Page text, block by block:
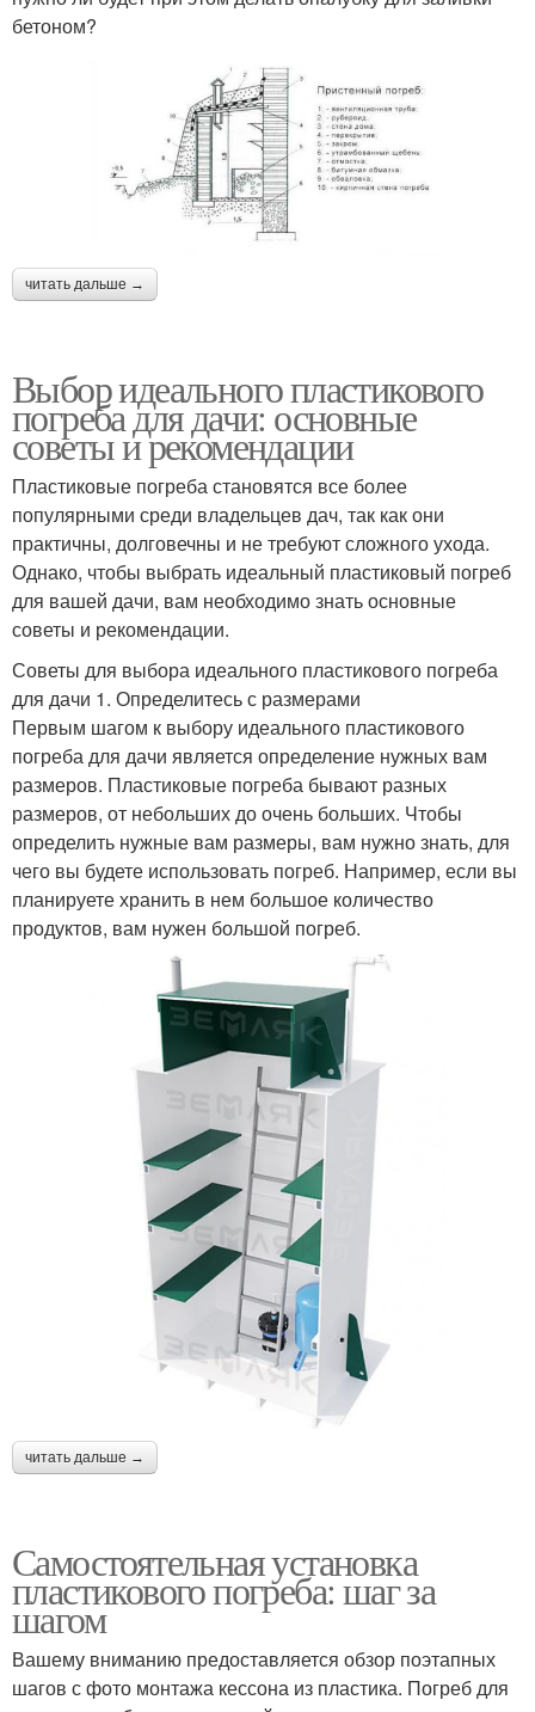
бетоном?
читать дальше →
Выбор идеального пластикового
погреба для дачи: основные
советы и рекомендации
Пластиковые погреба становятся все более
популярными среди владельцев дач, так как они
практичны, долговечны и не требуют сложного ухода.
Однако, чтобы выбрать идеальный пластиковый погреб
для вашей дачи, вам необходимо знать основные
советы и рекомендации.
Советы для выбора идеального пластикового погреба
для дачи 1. Определитесь с размерами
Первым шагом к выбору идеального пластикового
погреба для дачи является определение нужных вам
размеров. Пластиковые погреба бывают разных
размеров, от небольших до очень больших. Чтобы
определить нужные вам размеры, вам нужно знать, для
чего вы будете использовать погреб. Например, если вы
планируете хранить в нем большое количество
продуктов, вам нужен большой погреб.
читать дальше →
Самостоятельная установка
пластикового погреба: шаг за
шагом
Вашему вниманию предоставляется обзор поэтапных
шагов с фото монтажа кессона из пластика. Погреб для